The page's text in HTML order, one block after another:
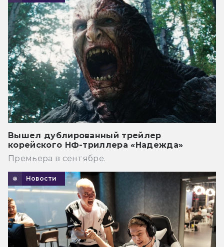
Вышел дублированный трейлер
корейского НФ-триллера «Надежда»
Премьера в сентябре.
Новости